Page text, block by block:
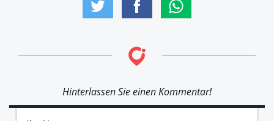
Hinterlassen Sie einen Kommentar!